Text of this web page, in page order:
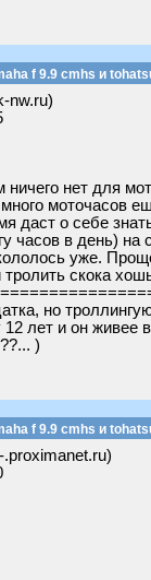
f 9.9 cmhs и
nw.ru)
нет для
моточасов
даст о себе
часов в день) на
уже.
скока
но
лет и он живее
)
f 9.9 cmhs и
.proximanet.ru)